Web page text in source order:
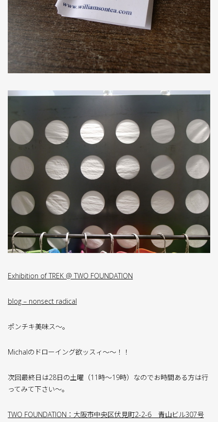
Exhibition of TREK @ TWO FOUNDATION
blog – nonsect radical
ポンチキ美味ス〜。
Michalのドローイング欲ッスィ〜〜！！
次回最終日は28日の土曜（11時〜19時）なのでお時間ある方は行
ってみて下さい〜。
TWO FOUNDATION：大阪市中央区伏見町2-2-6 青山ビル307号